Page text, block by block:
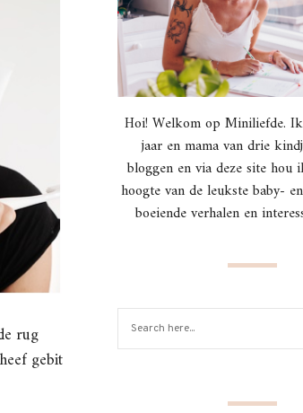
rug
gebit
Hoi! Welkom op Miniliefde.
jaar en mama van drie
bloggen en via deze site hou
hoogte van de leukste baby-
boeiende verhalen en